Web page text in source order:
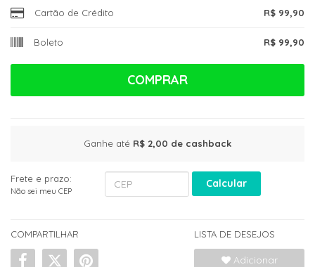
Cartão de Crédito R$ 99,90
Boleto R$ 99,90
COMPRAR
Ganhe até R$ 2,00 de cashback
Frete e prazo:
Não sei meu CEP
Calcular
COMPARTILHAR LISTA DE DESEJOS
Adicionar